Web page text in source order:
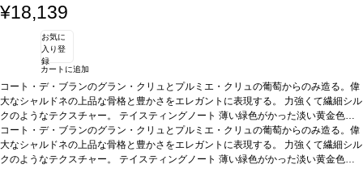
¥18,139
お気に
入り登
録
カートに追加
コート・デ・ブランのグラン・クリュとプルミエ・クリュの葡萄からのみ造る。偉
大なシャルドネの上品な骨格と豊かさをエレガントに表現する。 力強くて繊細シル
クのようなテクスチャー。 テイスティングノート 薄い緑色がかった淡い黄金色
で、きめ細かな泡が立ち上る。繊細な花のノーズを示し、アカシアの花、サンザシ
のフレッシュなアロマを伴い、ブリオッシュ、ハチミツ、アーモンド、柑橘類の魅
力的な芳香が加わる。滑らかなテクスチャーの味わいは、繊細でありながら豊満。
コート・デ・ブランのグラン・クリュとプルミエ・クリュの葡萄からのみ造る。偉
大なシャルドネの上品な骨格と豊かさをエレガントに表現する。 力強くて繊細シル
クのようなテクスチャー。 テイスティングノート 薄い緑色がかった淡い黄金色